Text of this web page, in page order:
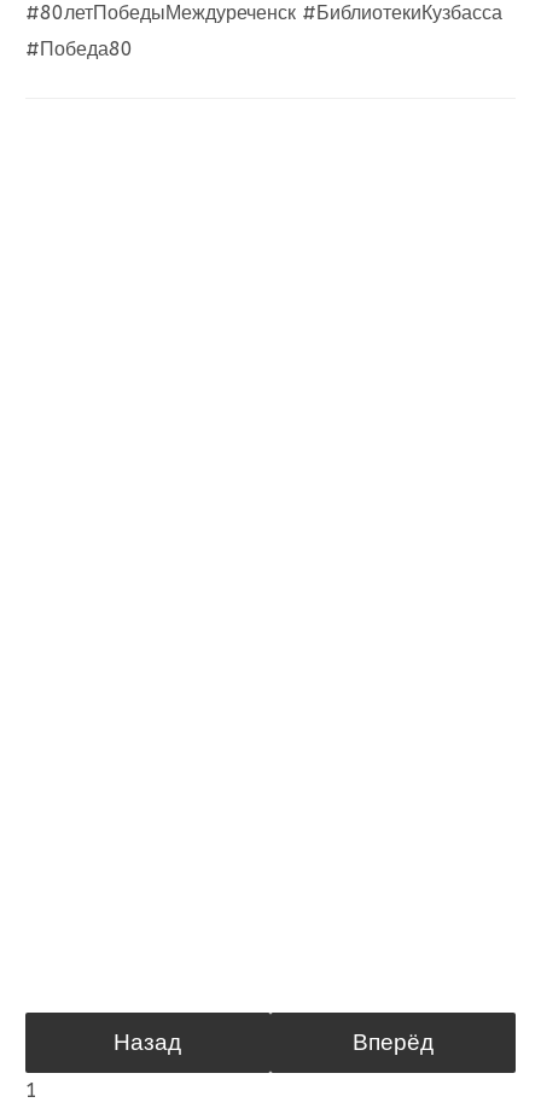
#80летПобедыМеждуреченск #БиблиотекиКузбасса
#Победа80
Назад Вперёд
1